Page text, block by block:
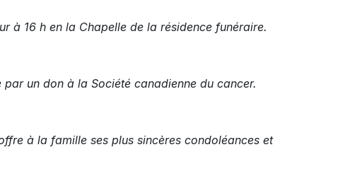
à 16 h en la Chapelle de la résidence funéraire.
un don à la Société canadienne du cancer.
à la famille ses plus sincères condoléances et